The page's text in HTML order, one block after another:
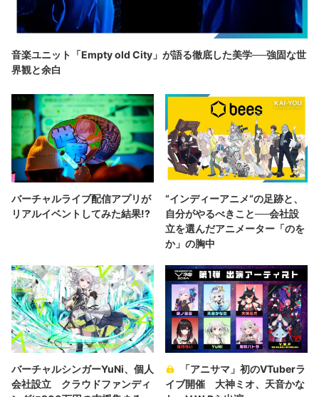
音楽ユニット「Empty old City」が語る徹底した美学──強固な世
界観と余白
バーチャルライブ配信アプリが
リアルイベントしてみた結果!?
“インディーアニメ“の足跡と、
自分がやるべきこと──会社設
立を選んだアニメーター「のを
か」の胸中
バーチャルシンガーYuNi、個人
会社設立 クラウドファンディ
「アニサマ」初のVTuberラ
イブ開催 大神ミオ、天音かな